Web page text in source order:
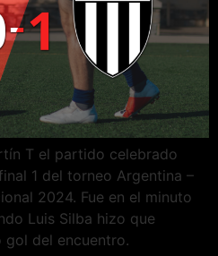
T el partido celebrado
1 del torneo Argentina –
2024. Fue en el minuto
Luis Silba hizo que
gol del encuentro.